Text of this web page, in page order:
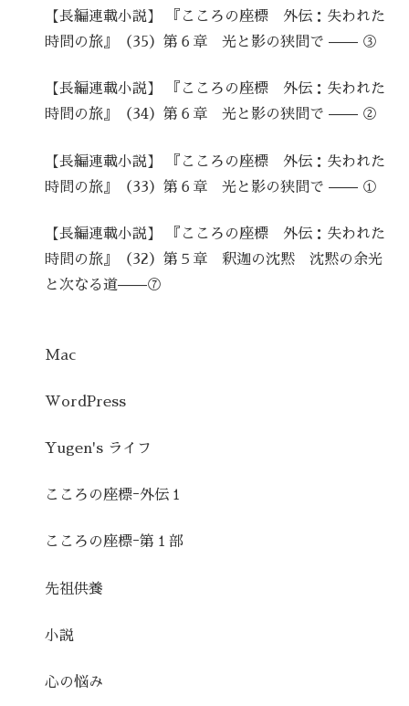
【長編連載小説】 『こころの座標 外伝：失われた
時間の旅』（35）第６章 光と影の狭間で —— ③
【長編連載小説】 『こころの座標 外伝：失われた
時間の旅』（34）第６章 光と影の狭間で —— ②
【長編連載小説】 『こころの座標 外伝：失われた
時間の旅』（33）第６章 光と影の狭間で —— ①
【長編連載小説】 『こころの座標 外伝：失われた
時間の旅』（32）第５章 釈迦の沈黙 沈黙の余光
と次なる道——⑦
Mac
WordPress
Yugen's ライフ
こころの座標ｰ外伝１
こころの座標ｰ第１部
先祖供養
小説
心の悩み